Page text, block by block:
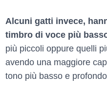
Alcuni gatti invece,
timbro di voce più
più piccoli oppure quelli
avendo una maggiore
tono più basso e